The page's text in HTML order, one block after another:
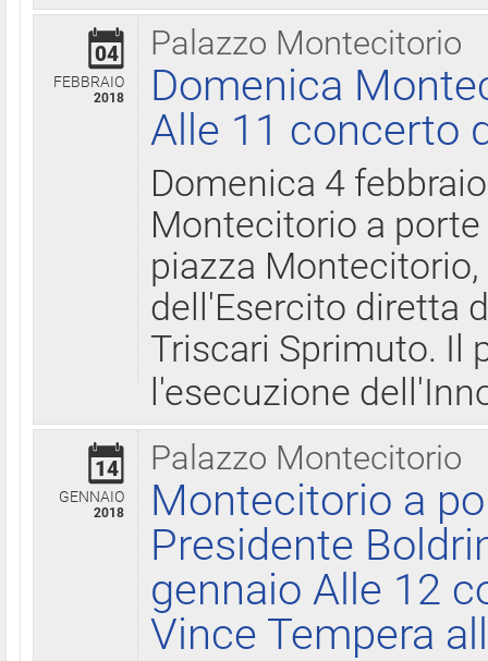
Palazzo Montecitorio
04
FEBBRAIO
2018
Domenica
Alle 11 concerto
Domenica 4
Montecitorio a
piazza
dell'Esercito diretta
Triscari Sprimuto. Il
l'esecuzione
Palazzo Montecitorio
14
GENNAIO
2018
Montecitorio a
Presidente
gennaio Alle 12
Vince Tempera